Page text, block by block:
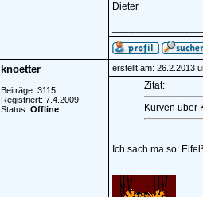
Dieter
knoetter
Beiträge: 3115
Registriert: 7.4.2009
Status: Offline
erstellt am: 26.2.2013
Zitat:
Kurven über
Ich sach ma so: